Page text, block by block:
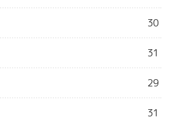
30
31
29
31